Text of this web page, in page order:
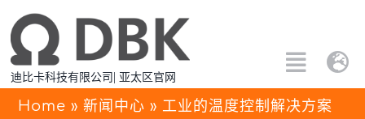
过
内
容
迪比卡科技有限公司| 亚太区官网
Toggle
搜
Eng
Home » 新闻中心 » 工业的温度控制解决方案